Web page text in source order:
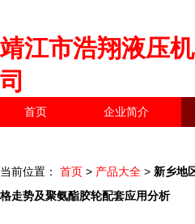
靖江市浩翔液压
司
首页 企业简介
当前位置： 首页 > 产品大全 > 新乡地
格走势及聚氨酯胶轮配套应用分析